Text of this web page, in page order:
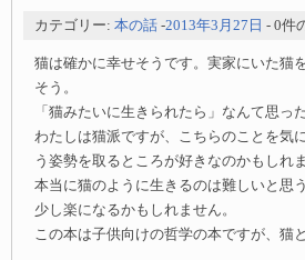
カテゴリー: 本の話 -2013年3月27日 - 0件
猫は確かに幸せそうです。実家にいた猫
そう。
「猫みたいに生きられたら」なんて思っ
わたしは猫派ですが、こちらのことを気
う姿勢を取るところが好きなのかもしれま
本当に猫のように生きるのは難しいと思
少し楽になるかもしれません。
この本は子供向けの哲学の本ですが、猫